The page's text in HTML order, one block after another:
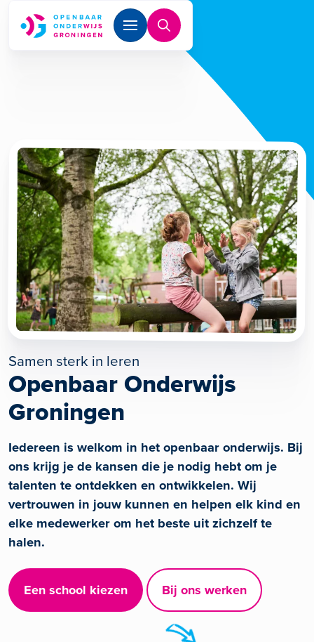
Overslaan en naar de inhoud gaan
Openbaar Onderwijs
Groningen
Samen sterk in leren
Iedereen is welkom in het openbaar onderwijs. Bij
ons krijg je de kansen die je nodig hebt om je
talenten te ontdekken en ontwikkelen. Wij
vertrouwen in jouw kunnen en helpen elk kind en
elke medewerker om het beste uit zichzelf te
halen.
Een school kiezen Bij ons werken